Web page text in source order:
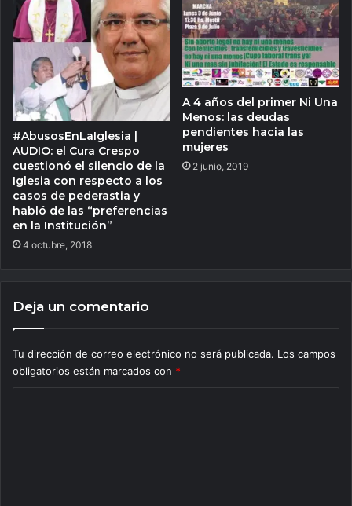
#AbusosEnLaIglesia |
AUDIO: el Cura Crespo
cuestionó el silencio de la
Iglesia con respecto a los
casos de pederastia y
habló de las “preferencias
en la Institución”
4 octubre, 2018
A 4 años del primer Ni Una
Menos: las deudas
pendientes hacia las
mujeres
2 junio, 2019
Deja un comentario
Tu dirección de correo electrónico no será publicada. Los campos
obligatorios están marcados con *